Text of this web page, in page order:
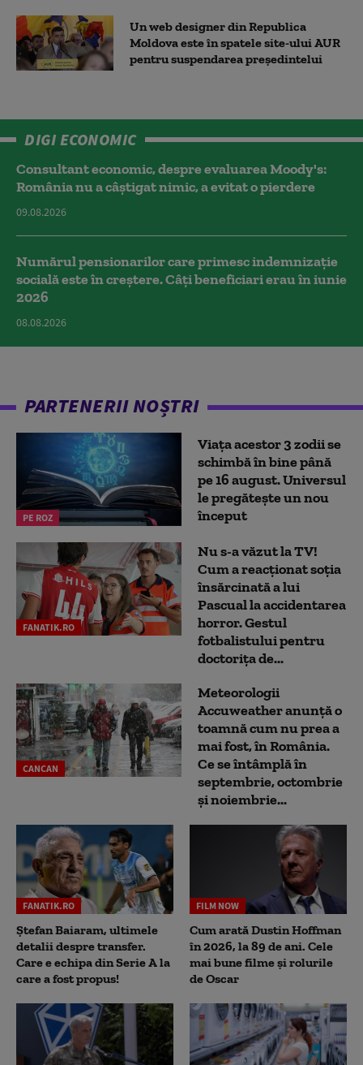
Un web designer din Republica
Moldova este în spatele site-ului AUR
pentru suspendarea președintelui
DIGI ECONOMIC
Consultant economic, despre evaluarea Moody's:
România nu a câştigat nimic, a evitat o pierdere
09.08.2026
Numărul pensionarilor care primesc indemnizaţie
socială este în creștere. Câți beneficiari erau în iunie
2026
08.08.2026
PARTENERII NOȘTRI
PE ROZ
Viața acestor 3 zodii se
schimbă în bine până
pe 16 august. Universul
le pregătește un nou
început
FANATIK.RO
Nu s-a văzut la TV!
Cum a reacţionat soţia
însărcinată a lui
Pascual la accidentarea
horror. Gestul
fotbalistului pentru
doctoriţa de...
CANCAN
Meteorologii
Accuweather anunță o
toamnă cum nu prea a
mai fost, în România.
Ce se întâmplă în
septembrie, octombrie
și noiembrie...
FANATIK.RO
Ștefan Baiaram, ultimele
detalii despre transfer.
Care e echipa din Serie A la
care a fost propus!
FILM NOW
Cum arată Dustin Hoffman
în 2026, la 89 de ani. Cele
mai bune filme și rolurile
de Oscar